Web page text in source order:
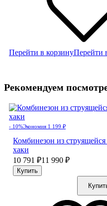
Перейти в корзинуПерейти
Рекомендуем
- 10%Экономия 1 199 ₽
Комбинезон из
хаки
10 791 ₽11 990 ₽